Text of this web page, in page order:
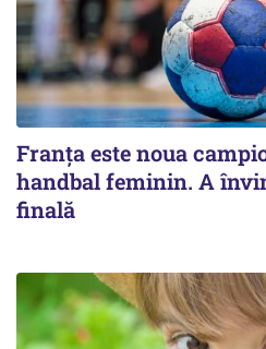
Franța este noua
handbal feminin. A
finală